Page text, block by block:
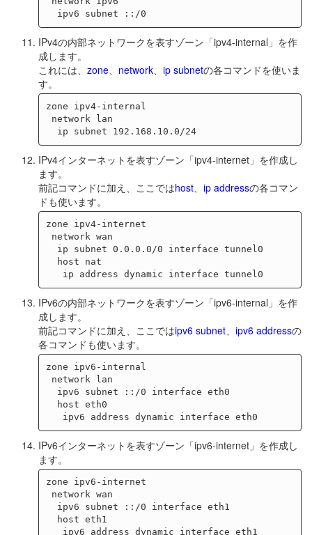
IPv4の内部ネットワークを表すゾーン「ipv4-internal」を作
成します。
これには、 zone network ip subnetの各コマンドを使いま
す。
zone ipv4-internal
  ip subnet 192.168.10.0/24
IPv4インターネットを表すゾーン「ipv4-internet」を作成し
ます。
前記コマンドに加え、ここではhost ip addressの各コマン
ドも使います。
zone ipv4-internet
IPv6の内部ネットワークを表すゾーン「ipv6-internal」を作
成します。
前記コマンドに加え、ここではipv6 subnet ipv6 addressの
各コマンドも使います。
zone ipv6-internal
IPv6インターネットを表すゾーン「ipv6-internet」を作成し
ます。
zone ipv6-internet